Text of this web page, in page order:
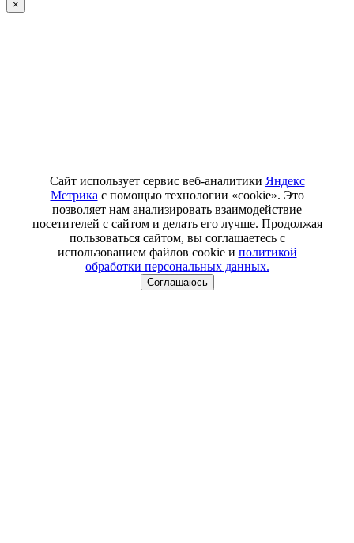
×
Сайт использует сервис веб-аналитики Яндекс
Метрика с помощью технологии «cookie». Это
позволяет нам анализировать взаимодействие
посетителей с сайтом и делать его лучше. Продолжая
пользоваться сайтом, вы соглашаетесь с
использованием файлов cookie и политикой
обработки персональных данных.
Соглашаюсь